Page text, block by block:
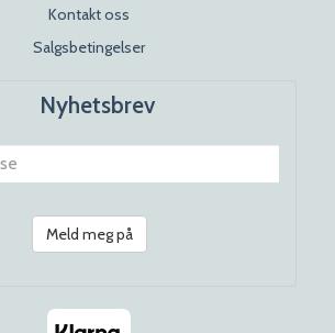
Kontakt oss
Salgsbetingelser
Nyhetsbrev
Meld meg på